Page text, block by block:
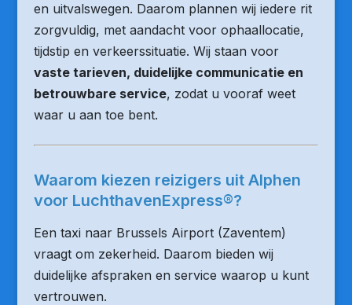
en uitvalswegen. Daarom plannen wij iedere rit
zorgvuldig, met aandacht voor ophaallocatie,
tijdstip en verkeerssituatie. Wij staan voor
vaste tarieven, duidelijke communicatie en
betrouwbare service, zodat u vooraf weet
waar u aan toe bent.
Waarom kiezen reizigers uit Alphen
voor LuchthavenExpress®?
Een taxi naar Brussels Airport (Zaventem)
vraagt om zekerheid. Daarom bieden wij
duidelijke afspraken en service waarop u kunt
vertrouwen.